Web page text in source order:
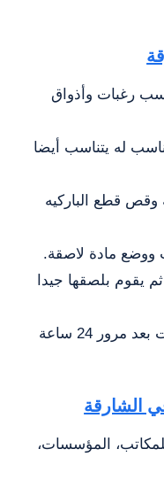
رغبات وأذواق
له يتناسب أيضا
وقص قطع الباركيه
ووضع مادة لاصقة.
يقوم بلصقها جيدا
على العميل استخدام الارضيات بعد مرور 24 ساعة
الشارقة
المؤسسات،